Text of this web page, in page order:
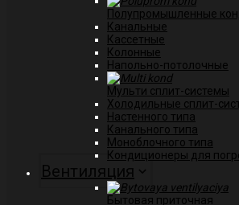
Полупромышленные
Канальные
Кассетные
Колонные
Напольно-потолочные
Мульти сплит-системы
Холодильные сплит-
Настенного типа
Канального типа
Моноблочного типа
Кондиционеры для
Вентиляция
Бытовая приточная